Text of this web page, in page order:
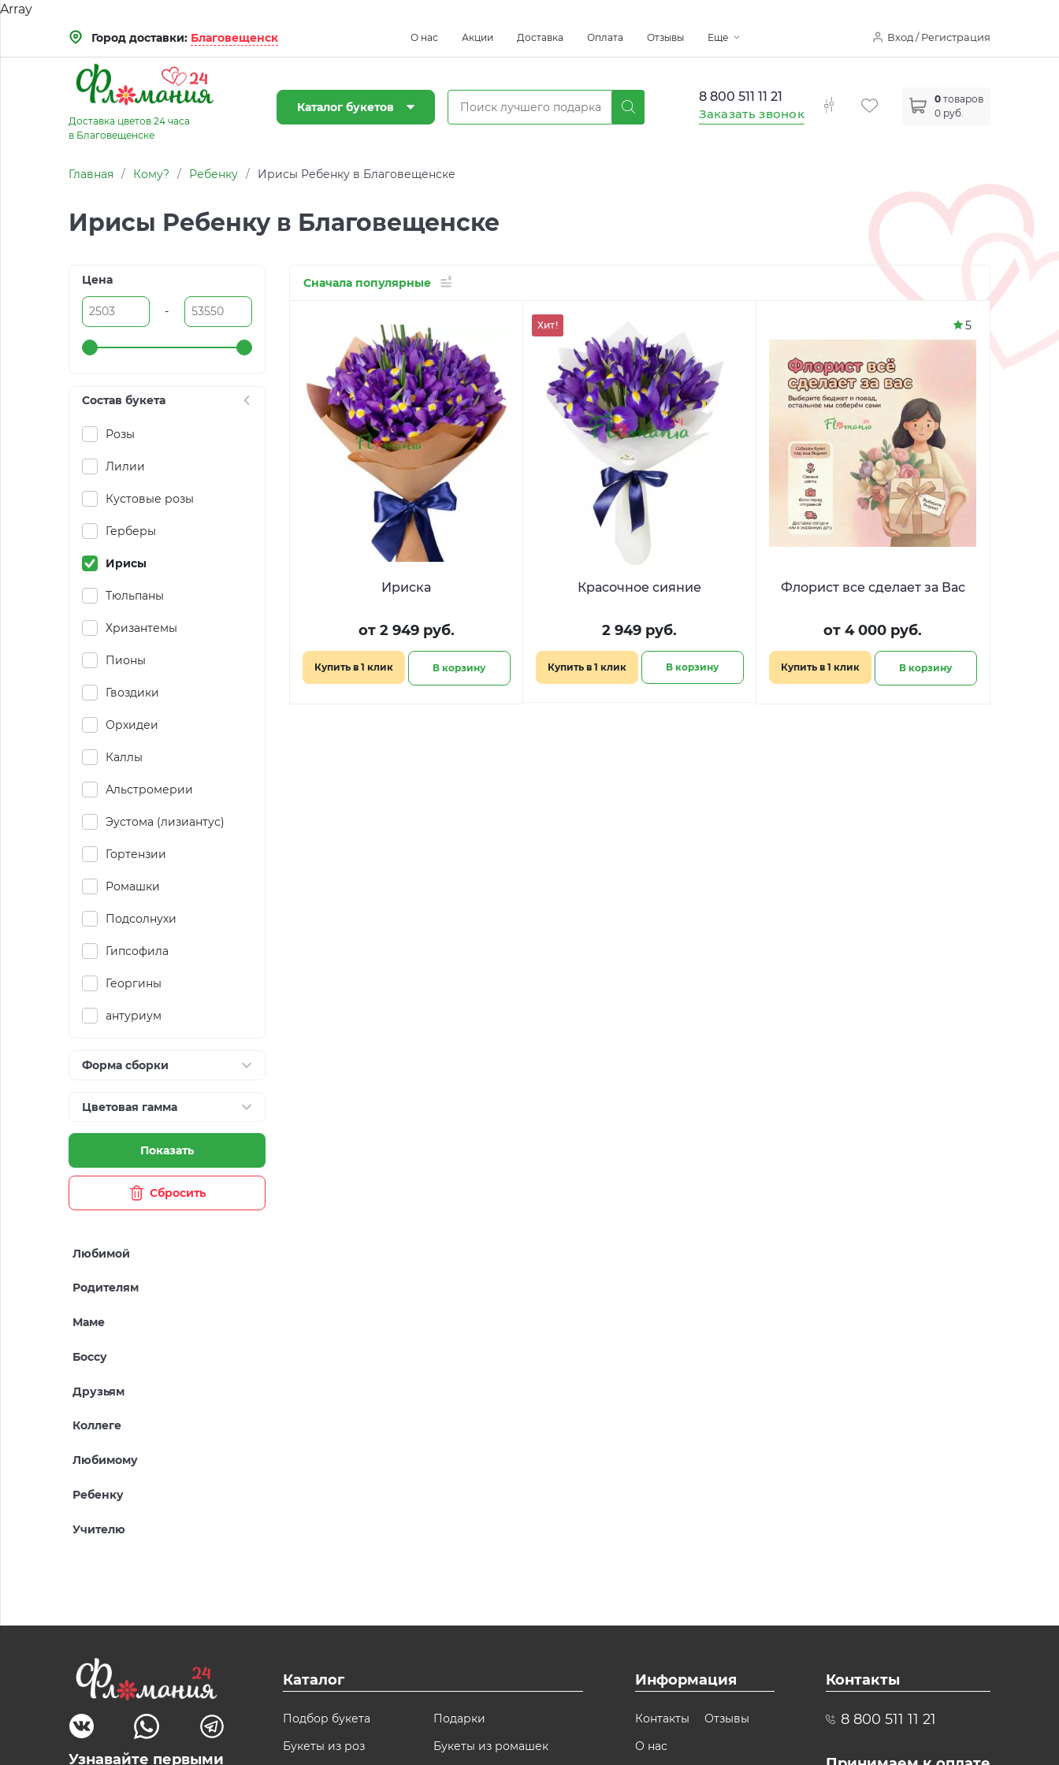
Array
Вход / Регистрация
Город доставки: Благовещенск О нас Акции Доставка Оплата Отзывы Еще
0 товаров
0 руб.
8 800 511 11 21
Заказать звонок
Доставка цветов 24 часа
в Благовещенске
Каталог букетов
Главная / Кому? / Ребенку / Ирисы Ребенку в Благовещенске
Ирисы Ребенку в Благовещенске
Цена
-
Состав букета
Розы
Лилии
Кустовые розы
Герберы
Ирисы
Тюльпаны
Хризантемы
Пионы
Гвоздики
Орхидеи
Каллы
Альстромерии
Эустома (лизиантус)
Гортензии
Ромашки
Подсолнухи
Гипсофила
Георгины
антуриум
Форма сборки
Цветовая гамма
Показать
Сбросить
Любимой
Родителям
Маме
Боссу
Друзьям
Коллеге
Любимому
Ребенку
Учителю
Сначала популярные
Ириска
от 2 949 руб.
Купить в 1 клик В корзину
Красочное сияние
2 949 руб.
Купить в 1 клик В корзину
Хит!
Флорист все сделает за Вас
от 4 000 руб.
Купить в 1 клик В корзину
5
Узнавайте первыми
Каталог
Подбор букета
Букеты из роз
Подарки
Букеты из ромашек
Информация
Контакты
О нас
Отзывы
Контакты
8 800 511 11 21